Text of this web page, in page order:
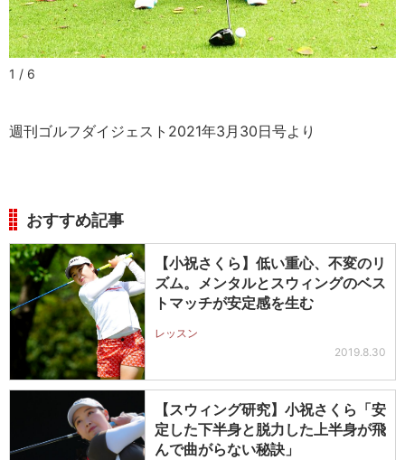
1 / 6
週刊ゴルフダイジェスト2021年3月30日号より
おすすめ記事
【小祝さくら】低い重心、不変のリ
ズム。メンタルとスウィングのベス
トマッチが安定感を生む
レッスン
2019.8.30
【スウィング研究】小祝さくら「安
定した下半身と脱力した上半身が飛
んで曲がらない秘訣」